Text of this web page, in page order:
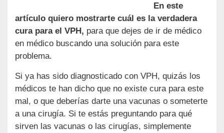
En este
artículo quiero mostrarte cuál es la verdadera
cura para el VPH, para que dejes de ir de médico
en médico buscando una solución para este
problema.
Si ya has sido diagnosticado con VPH, quizás los
médicos te han dicho que no existe cura para este
mal, o que deberías darte una vacunas o someterte
a una cirugía. Si te estás preguntando para qué
sirven las vacunas o las cirugías, simplemente